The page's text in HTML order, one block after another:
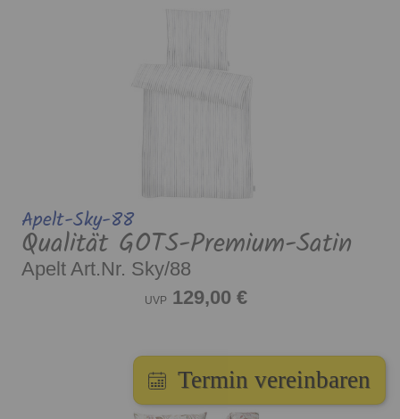
Apelt-Sky-88
Qualität GOTS-Premium-Satin
Apelt Art.Nr. Sky/88
UVP 129,00 €
Termin vereinbaren